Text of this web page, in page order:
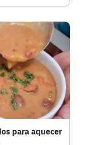
para aquecer